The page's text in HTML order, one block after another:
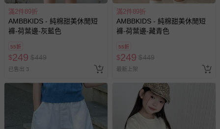
滿2件89折
AMBBKIDS - 純棉甜美休閒短
褲-荷葉邊-灰藍色
55折
$249 $449
已售出 3
滿2件89折
AMBBKIDS - 純棉甜美休閒短
褲-荷葉邊-藏青色
55折
$249 $449
最新上架